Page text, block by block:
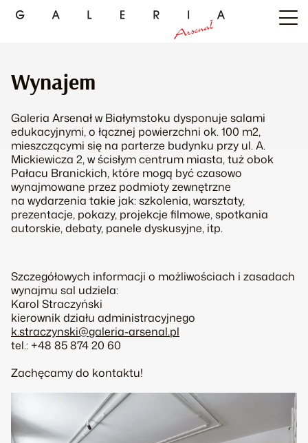
Wynajem
Galeria Arsenał w Białymstoku dysponuje salami
edukacyjnymi, o łącznej powierzchni ok. 100 m2,
mieszczącymi się na parterze budynku przy ul. A.
Mickiewicza 2, w ścisłym centrum miasta, tuż obok
Pałacu Branickich, które mogą być czasowo
wynajmowane przez podmioty zewnętrzne
na wydarzenia takie jak: szkolenia, warsztaty,
prezentacje, pokazy, projekcje filmowe, spotkania
autorskie, debaty, panele dyskusyjne, itp.
Szczegółowych informacji o możliwościach i zasadach
wynajmu sal udziela:
Karol Straczyński
kierownik działu administracyjnego
k.straczynski@galeria-arsenal.pl
tel.: +48 85 874 20 60
Zachęcamy do kontaktu!